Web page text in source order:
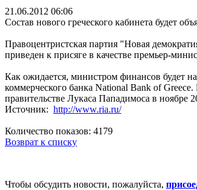
21.06.2012 06:06
Состав нового греческого кабинета будет
Правоцентристская партия "Новая
приведен к присяге в качестве премьер-
Как ожидается, министром финансов будет
коммерческого банка National Bank of
правительстве Лукаса Пападимоса в ноябре
Источник: http://www.ria.ru/
Количество показов: 4179
Возврат к списку
Чтобы обсудить новости, пожалуйста,